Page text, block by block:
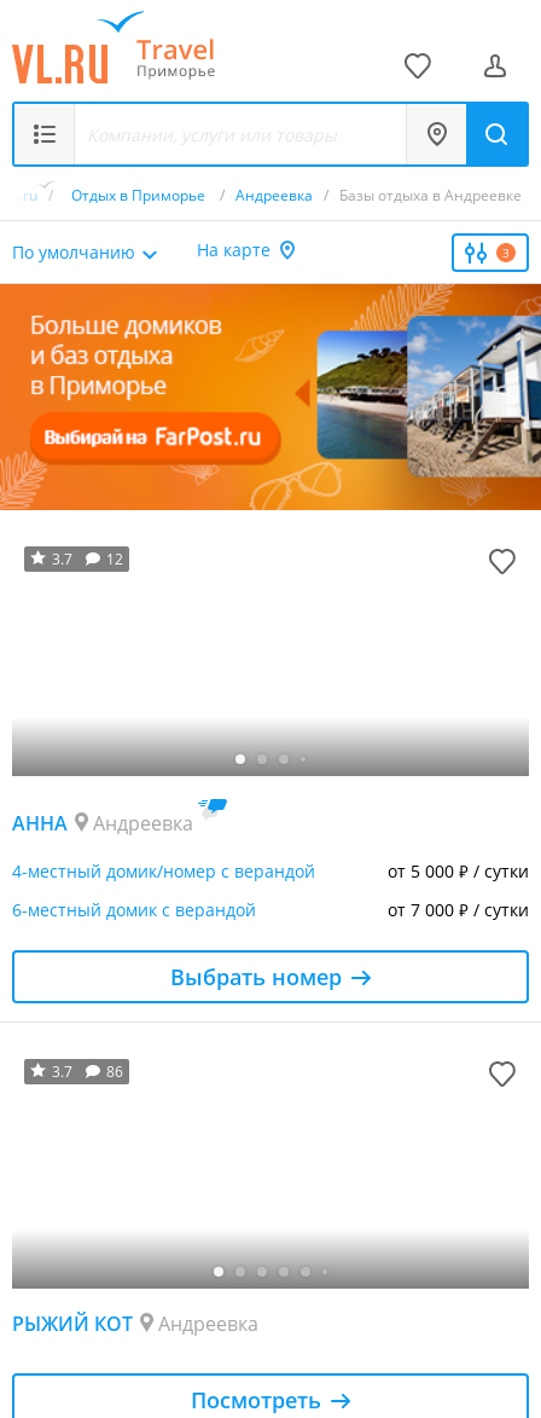
VL.ru / Отдых в Приморье / Андреевка / Базы отдыха в Андреевке
По умолчанию На карте 3
3.7 12
АННА Андреевка
4-местный домик/номер с верандой от 5 000 ₽ / сутки
6-местный домик с верандой
от 7 000 ₽ / сутки
Выбрать номер
3.7 86
РЫЖИЙ КОТ Андреевка
Посмотреть